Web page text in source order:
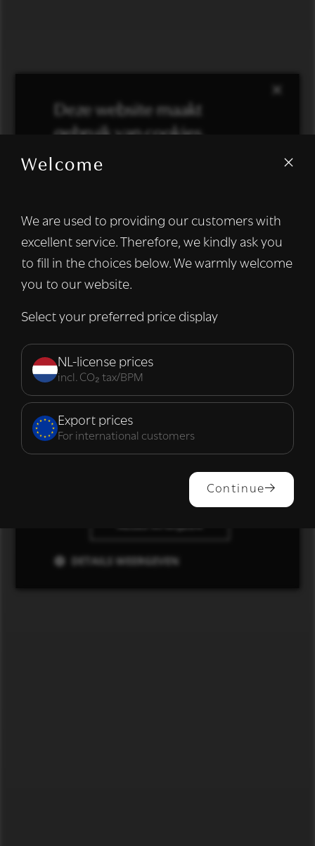
Welcome
We are used to providing our customers with
excellent service. Therefore, we kindly ask you
to fill in the choices below. We warmly welcome
you to our website.
Select your preferred price display
NL-license prices
incl. CO₂ tax/BPM
Export prices
For international customers
Continue
×
Deze website maakt
gebruik van cookies.
We gebruiken cookies om inhoud en
informatie over uw gebruik van onze site
met onze advertentie- en analysepartners,
die deze kunnen combineren met andere
informatie die u aan hen heeft verstrekt of
van hun diensten. Lees verder
Strikt
noodzakelijk
Prestatie Targeting
ALLES ACCEPTEREN
DETAILS WEERGEVEN